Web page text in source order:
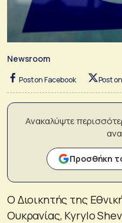
Newsroom
Post on Facebook Post
Ανακαλύψτε
Προσθήκη
O Διοικητής της
Ουκρανίας, Kyrylo